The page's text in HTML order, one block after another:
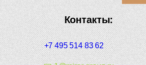
Контакты:
+7 495 514 83 62